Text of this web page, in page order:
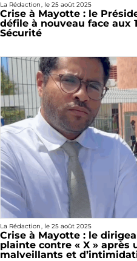
La Rédaction, le 25 août 2025
Crise à Mayotte : le
défile à nouveau face aux
Sécurité
La Rédaction, le 25 août 2025
Crise à Mayotte : le
plainte contre « X » après
malveillants et